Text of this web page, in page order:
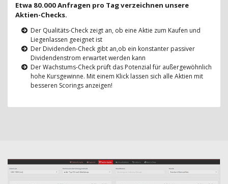
Etwa 80.000 Anfragen pro Tag verzeichnen unsere
Aktien-Checks.
Der Qualitäts-Check zeigt an, ob eine Aktie zum Kaufen und
Liegenlassen geeignet ist
Der Dividenden-Check gibt an,ob ein konstanter passiver
Dividendenstrom erwartet werden kann
Der Wachstums-Check prüft das Potenzial für außergewöhnlich
hohe Kursgewinne. Mit einem Klick lassen sich alle Aktien mit
besseren Scorings anzeigen!